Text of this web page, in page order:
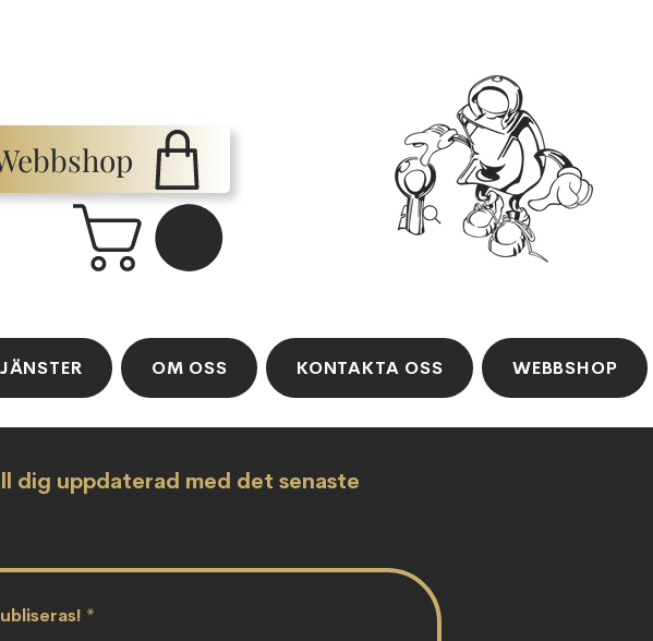
OM OSS KONTAKTA OSS WEBBSHOP
dig uppdaterad med det senaste